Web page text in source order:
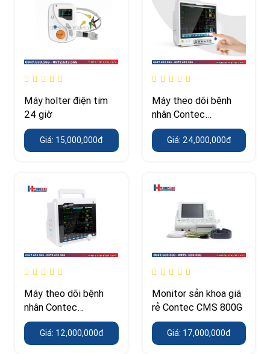
Máy holter điện tim
24 giờ
Giá: 15,000,000đ
Máy theo dõi bệnh
nhân Contec
CMS9200 Plus
Giá: 24,000,000đ
Máy theo dõi bệnh
nhân Contec
CMS6000
Giá: 12,000,000đ
Monitor sản khoa giá
rẻ Contec CMS 800G
Giá: 17,000,000đ